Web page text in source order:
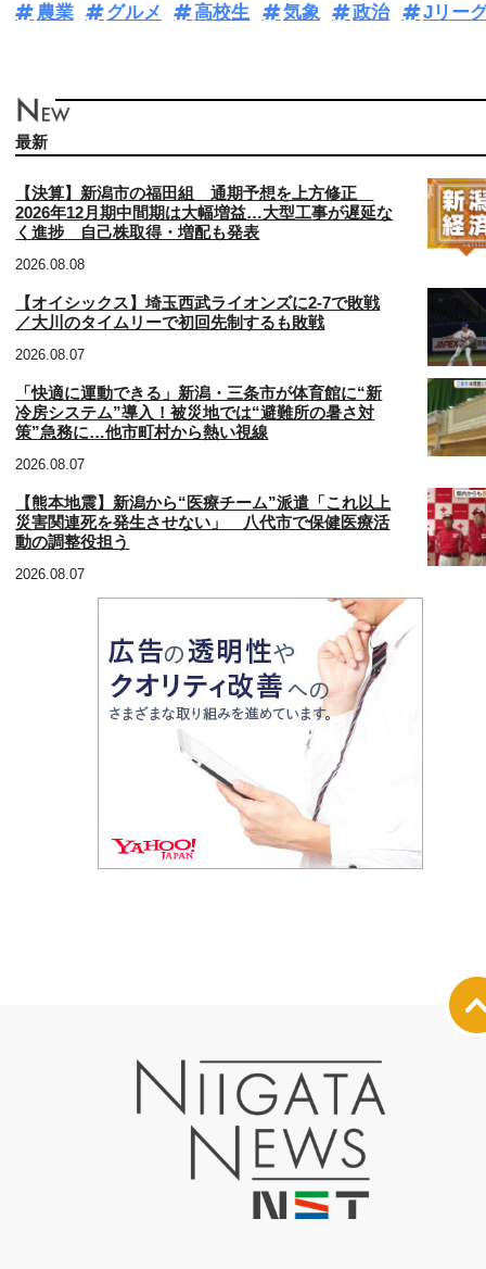
農業
グルメ 高校生 気象 政治 Jリー
最新
【決算】新潟市の福田組 通期予想を上方修正
2026年12月期中間期は大幅増益…大型工事が遅延な
く進捗 自己株取得・増配も発表
2026.08.08
【オイシックス】埼玉西武ライオンズに2-7で敗戦
／大川のタイムリーで初回先制するも敗戦
2026.08.07
「快適に運動できる」新潟・三条市が体育館に“新
冷房システム”導入！被災地では“避難所の暑さ対
策”急務に…他市町村から熱い視線
2026.08.07
【熊本地震】新潟から“医療チーム”派遣「これ以上
災害関連死を発生させない」 八代市で保健医療活
動の調整役担う
2026.08.07